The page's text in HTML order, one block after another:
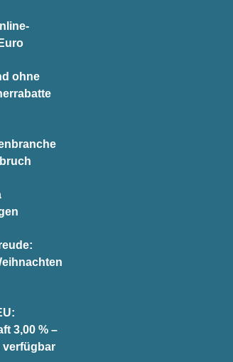
ohne
3,00 % –
verfügbar